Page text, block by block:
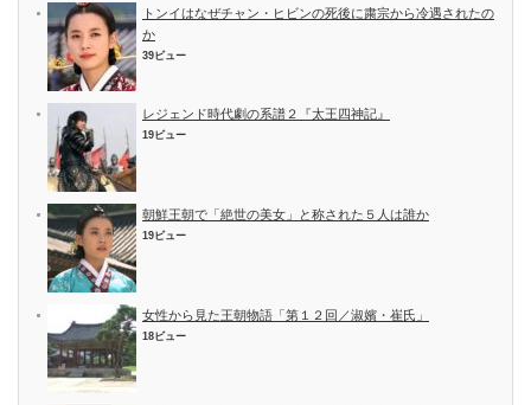
トンイはなぜチャン・ヒビンの死後に粛宗から冷遇されたの
か
39ビュー
レジェンド時代劇の系譜２『太王四神記』
19ビュー
朝鮮王朝で「絶世の美女」と称された５人は誰か
19ビュー
女性から見た王朝物語「第１２回／淑嬪・崔氏」
18ビュー